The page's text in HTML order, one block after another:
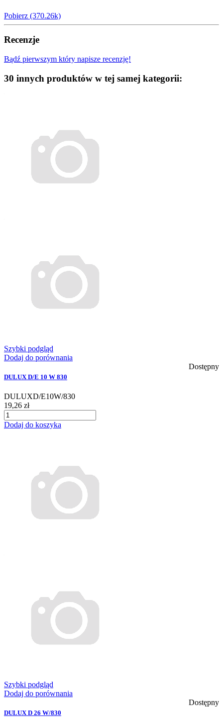
Pobierz (370.26k)
Recenzje
Bądź pierwszym który napisze recenzję!
30 innych produktów w tej samej kategorii:
Szybki podgląd
Dodaj do porównania
Dostępny
DULUX D/E 10 W 830
DULUXD/E10W/830
19,26 zł
Dodaj do koszyka
Szybki podgląd
Dodaj do porównania
Dostępny
DULUX D 26 W/830